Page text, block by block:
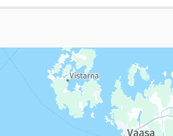
joka esittää tämän sivun